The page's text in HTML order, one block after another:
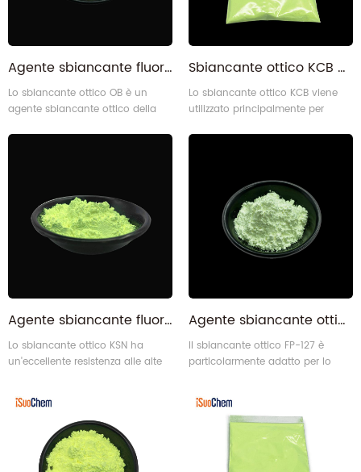
Agente sbiancante fluorescente sbiancante ottico OB
Lo sbiancante ottico OB è un
agente sbiancante ottico della
Sbiancante ottico KCB per materie plastiche e prodotti in fibra sintetica
Lo sbiancante ottico KCB viene
utilizzato principalmente per
prodotti in plastica.
Agente sbiancante fluorescente sbiancante ottico KSN per tessuti
Lo sbiancante ottico KSN ha
un'eccellente resistenza alle alte
resistenza alla luce solare e agli
agenti atmosferici.
Agente sbiancante ottico sbiancante ottico FP-127
Il sbiancante ottico FP-127 è
particolarmente adatto per lo
serie polivinilcloruro e polistirene